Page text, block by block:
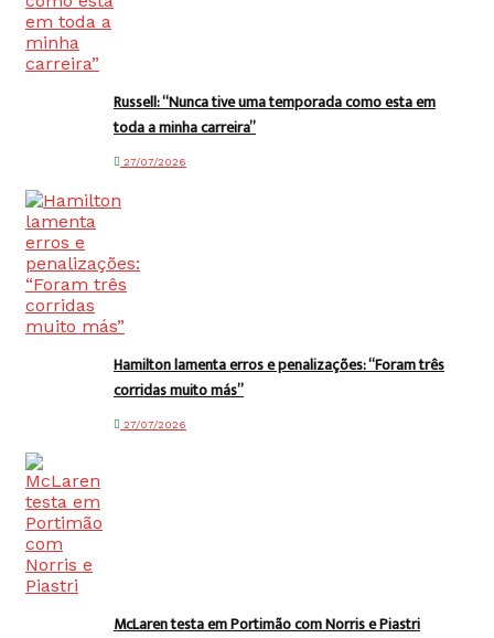
Russell: “Nunca tive uma temporada como esta em
toda a minha carreira”
27/07/2026
Hamilton lamenta erros e penalizações: “Foram três
corridas muito más”
27/07/2026
McLaren testa em Portimão com Norris e Piastri